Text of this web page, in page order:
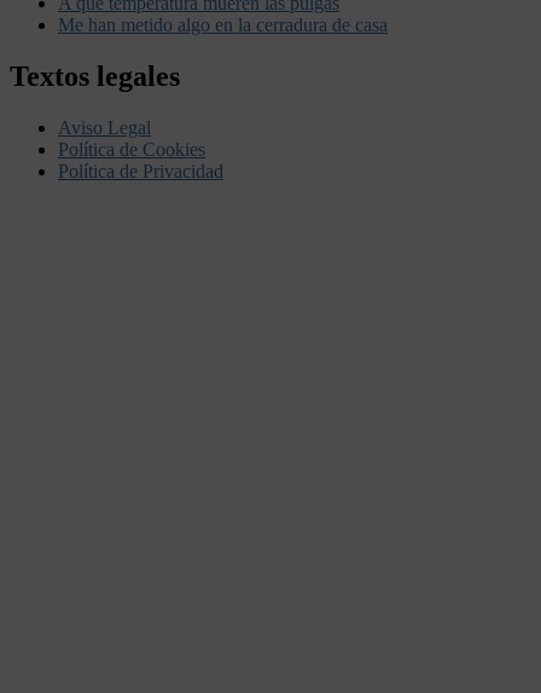
Me han metido algo en la cerradura de casa
Textos legales
Aviso Legal
Política de Cookies
Política de Privacidad